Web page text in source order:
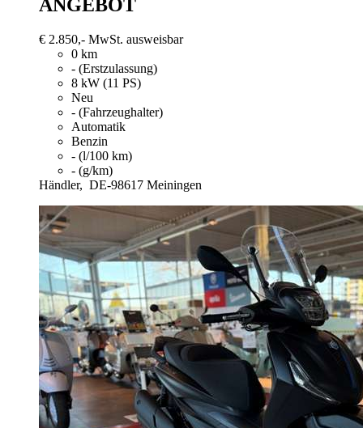
ANGEBOT
€ 2.850,- MwSt. ausweisbar
0 km
- (Erstzulassung)
8 kW (11 PS)
Neu
- (Fahrzeughalter)
Automatik
Benzin
- (l/100 km)
- (g/km)
Händler, DE-98617 Meiningen